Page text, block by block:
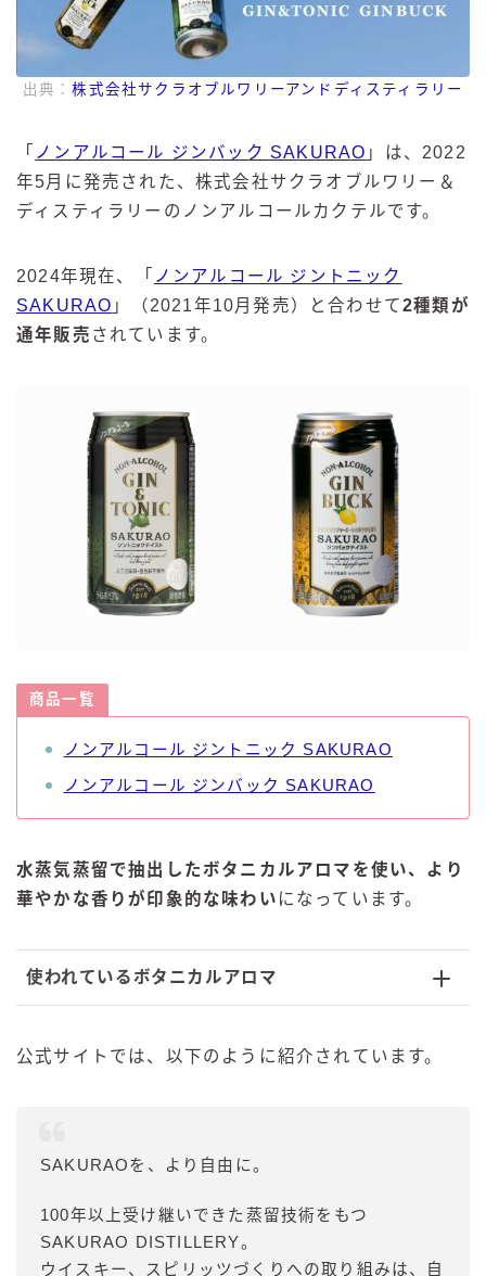
出典：株式会社サクラオブルワリーアンドディスティラリー
「 ノンアルコール ジンバック SAKURAO 」は、2022
年5月に発売された、株式会社サクラオブルワリー＆
ディスティラリーのノンアルコールカクテルです。
2024年現在、「 ノンアルコール ジントニック
SAKURAO 」（2021年10月発売）と合わせて2種類が
通年販売 されています。
商品一覧
ノンアルコール ジントニック SAKURAO
ノンアルコール ジンバック SAKURAO
水蒸気蒸留で抽出したボタニカルアロマを使い、より
華やかな香りが印象的な味わい になっています。
使われているボタニカルアロマ
公式サイトでは、以下のように紹介されています。
SAKURAOを、より自由に。
100年以上受け継いできた蒸留技術をもつ
SAKURAO DISTILLERY。
ウイスキー、スピリッツづくりへの取り組みは、自